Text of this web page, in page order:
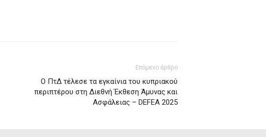
Επόμενο άρθρο
Ο ΠτΔ τέλεσε τα εγκαίνια του κυπριακού
περιπτέρου στη Διεθνή Έκθεση Άμυνας και
Ασφάλειας – DEFEA 2025